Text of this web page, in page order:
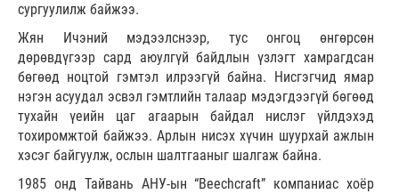
сургуулилж байжээ.
Жян Ичэний мэдээлснээр, тус онгоц өнгөрсөн
дөрөвдүгээр сард аюулгүй байдлын үзлэгт хамрагдсан
бөгөөд ноцтой гэмтэл илрээгүй байна. Нисгэгчид ямар
нэгэн асуудал эсвэл гэмтлийн талаар мэдэгдээгүй бөгөөд
тухайн үеийн цаг агаарын байдал нислэг үйлдэхэд
тохиромжтой байжээ. Арлын нисэх хүчин шуурхай ажлын
хэсэг байгуулж, ослын шалтгааныг шалгаж байна.
1985 онд Тайвань АНУ-ын “Beechcraft” компаниас хоёр